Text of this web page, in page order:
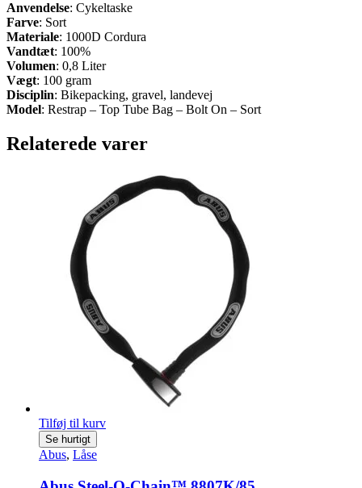
Anvendelse: Cykeltaske
Farve: Sort
Materiale: 1000D Cordura
Vandtæt: 100%
Volumen: 0,8 Liter
Vægt: 100 gram
Disciplin: Bikepacking, gravel, landevej
Model: Restrap – Top Tube Bag – Bolt On – Sort
Relaterede varer
Tilføj til kurv
Se hurtigt
Abus, Låse